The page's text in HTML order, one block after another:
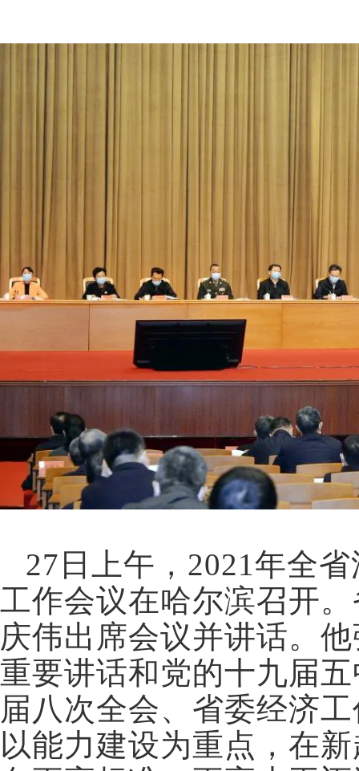
27日上午，2021年全
工作会议在哈尔滨召开
庆伟出席会议并讲话。
重要讲话和党的十九届
届八次全会、省委经济
以能力建设为重点，在